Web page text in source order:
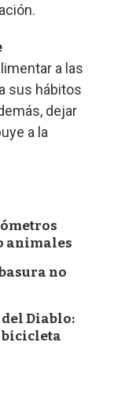
a las
sus hábitos
dejar
a la
animales
no
Diablo:
bicicleta